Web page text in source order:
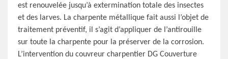
est renouvelée jusqu’à extermination totale des insectes
et des larves. La charpente métallique fait aussi l’objet de
traitement préventif, il s’agit d’appliquer de l’antirouille
sur toute la charpente pour la préserver de la corrosion.
L’intervention du couvreur charpentier DG Couverture